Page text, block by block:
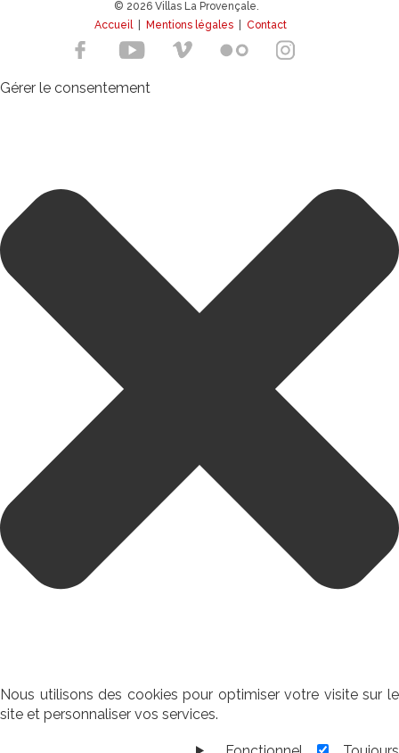
© 2026 Villas La Provençale.
Accueil| Mentions légales Contact
Gérer le consentement
Nous utilisons des cookies pour optimiser votre visite sur le
site et personnaliser vos services.